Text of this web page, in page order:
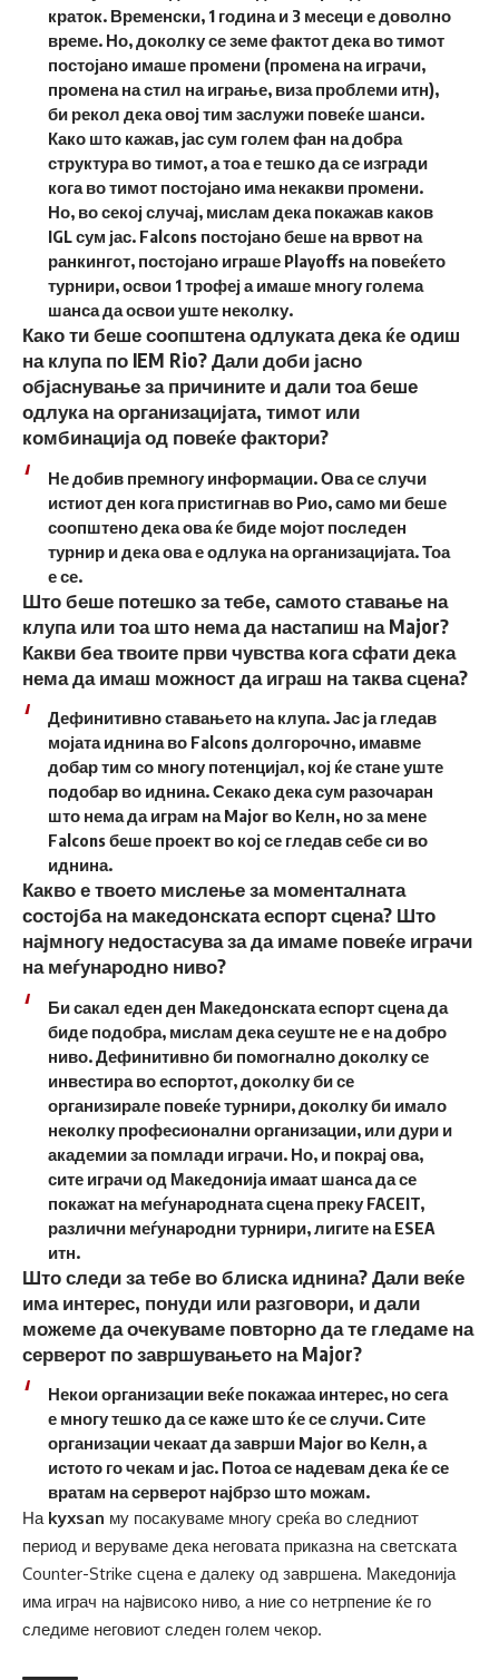
краток. Временски, 1 година и 3 месеци е доволно
време. Но, доколку се земе фактот дека во тимот
постојано имаше промени (промена на играчи,
промена на стил на играње, виза проблеми итн),
би рекол дека овој тим заслужи повеќе шанси.
Како што кажав, јас сум голем фан на добра
структура во тимот, а тоа е тешко да се изгради
кога во тимот постојано има некакви промени.
Но, во секој случај, мислам дека покажав каков
IGL сум јас. Falcons постојано беше на врвот на
ранкингот, постојано играше Playoffs на повеќето
турнири, освои 1 трофеј а имаше многу голема
шанса да освои уште неколку.
Како ти беше соопштена одлуката дека ќе одиш
на клупа по IEM Rio? Дали доби јасно
објаснување за причините и дали тоа беше
одлука на организацијата, тимот или
комбинација од повеќе фактори?
Не добив премногу информации. Ова се случи
истиот ден кога пристигнав во Рио, само ми беше
соопштено дека ова ќе биде мојот последен
турнир и дека ова е одлука на организацијата. Тоа
е се.
Што беше потешко за тебе, самото ставање на
клупа или тоа што нема да настапиш на Major?
Какви беа твоите први чувства кога сфати дека
нема да имаш можност да играш на таква сцена?
Дефинитивно ставањето на клупа. Јас ја гледав
мојата иднина во Falcons долгорочно, имавме
добар тим со многу потенцијал, кој ќе стане уште
подобар во иднина. Секако дека сум разочаран
што нема да играм на Major во Келн, но за мене
Falcons беше проект во кој се гледав себе си во
иднина.
Какво е твоето мислење за моменталната
состојба на македонската еспорт сцена? Што
најмногу недостасува за да имаме повеќе играчи
на меѓународно ниво?
Би сакал еден ден Македонската еспорт сцена да
биде подобра, мислам дека сеуште не е на добро
ниво. Дефинитивно би помогнално доколку се
инвестира во еспортот, доколку би се
организирале повеќе турнири, доколку би имало
неколку професионални организации, или дури и
академии за помлади играчи. Но, и покрај ова,
сите играчи од Македонија имаат шанса да се
покажат на меѓународната сцена преку FACEIT,
различни меѓународни турнири, лигите на ESEA
итн.
Што следи за тебе во блиска иднина? Дали веќе
има интерес, понуди или разговори, и дали
можеме да очекуваме повторно да те гледаме на
серверот по завршувањето на Major?
Некои организации веќе покажаа интерес, но сега
е многу тешко да се каже што ќе се случи. Сите
организации чекаат да заврши Major во Келн, а
истото го чекам и јас. Потоа се надевам дека ќе се
вратам на серверот најбрзо што можам.
На kyxsan му посакуваме многу среќа во следниот
период и веруваме дека неговата приказна на светската
Counter-Strike сцена е далеку од завршена. Македонија
има играч на највисоко ниво, а ние со нетрпение ќе го
следиме неговиот следен голем чекор.